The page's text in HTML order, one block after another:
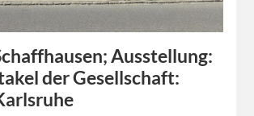
Ausstellung:
der Gesellschaft: